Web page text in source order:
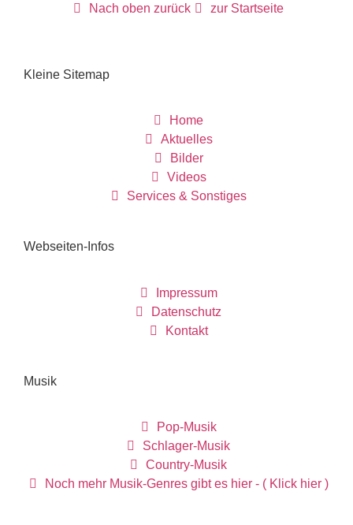
Nach oben zurück zur Startseite
Kleine Sitemap
Home
Aktuelles
Bilder
Videos
Services & Sonstiges
Webseiten-Infos
Impressum
Datenschutz
Kontakt
Musik
Pop-Musik
Schlager-Musik
Country-Musik
Noch mehr Musik-Genres gibt es hier - ( Klick hier )